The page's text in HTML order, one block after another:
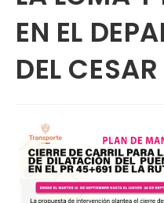
EN EL
DEL CESAR